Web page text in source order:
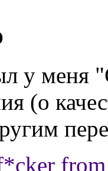
у меня
(о